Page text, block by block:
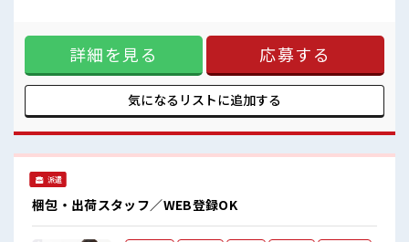
のお仕事♪ オンとオフをきっちり切り替えたい方にオスス
メ！ ≪初めての仕事だけど自分にもできそう≫ 新しいことに
チャレンジするのは不安だけど、 しっかり働く環境が整って
います！ イチからスキルUP・ステップUP目指していきまし
ょう！ ≪自分に合った期間で働ける≫ 福利厚生が整った派遣
のお仕事です！ ■職場の雰囲気 休憩室で自分タイム！ のんび
カー付き職場♪ ピタっと定時退社！ 残業は基本ナシ♪
詳細を見る 応募する
気になるリストに追加する
派遣
梱包・出荷スタッフ／WEB登録OK